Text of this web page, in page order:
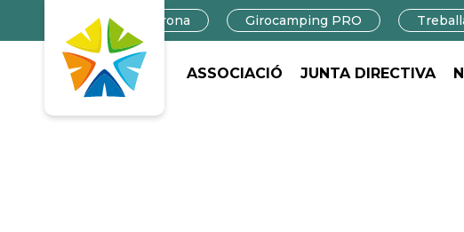
Campings in Girona Girocamping PRO
ASSOCIACIÓ JUNTA DIRECTIVA